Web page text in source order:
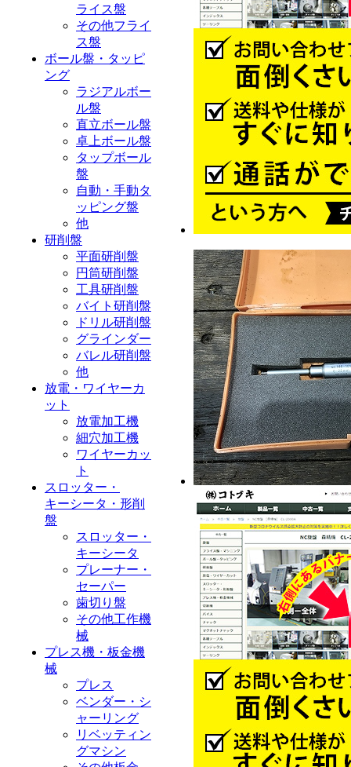
ライス盤
その他フライ
ス盤
ボール盤・タッピ
ング
ラジアルボー
ル盤
直立ボール盤
卓上ボール盤
タップボール
盤
自動・手動タ
ッピング盤
他
研削盤
平面研削盤
円筒研削盤
工具研削盤
バイト研削盤
ドリル研削盤
グラインダー
バレル研削盤
他
放電・ワイヤーカ
ット
放電加工機
細穴加工機
ワイヤーカッ
ト
スロッター・
キーシータ・形削
盤
スロッター・
キーシータ
プレーナー・
セーパー
歯切り盤
その他工作機
械
プレス機・板金機
械
プレス
ベンダー・シ
ャーリング
リベッティン
グマシン